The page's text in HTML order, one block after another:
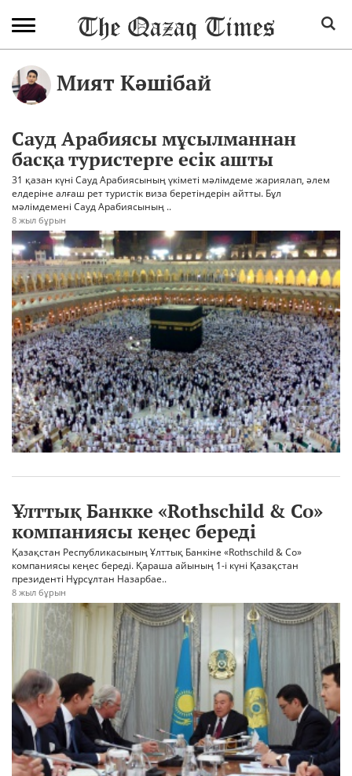
Мият Кәшібай
Сауд Арабиясы мұсылманнан
басқа туристерге есік ашты
31 қазан күні Сауд Арабиясының үкіметі мәлімдеме жариялап, әлем
елдеріне алғаш рет туристік виза беретіндерін айтты. Бұл
мәлімдемені Сауд Арабиясының ..
8 жыл бұрын
Ұлттық Банкке «Rothschild & Co»
компаниясы кеңес береді
Қазақстан Республикасының Ұлттық Банкіне «Rothschild & Co»
компаниясы кеңес береді. Қараша айының 1-і күні Қазақстан
президенті Нұрсұлтан Назарбае..
8 жыл бұрын